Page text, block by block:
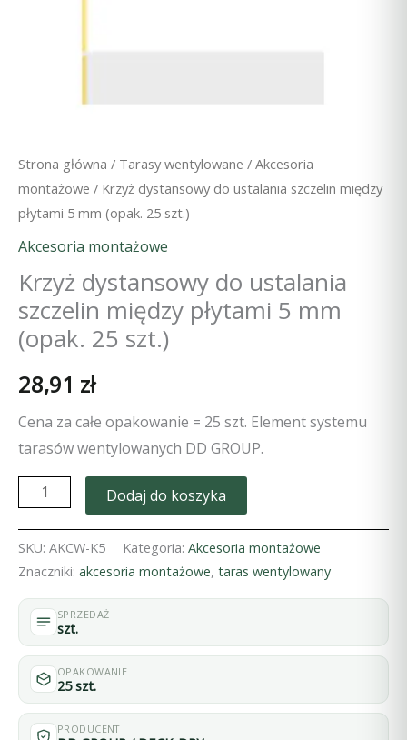
Strona główna / Tarasy wentylowane / Akcesoria
montażowe / Krzyż dystansowy do ustalania szczelin między
płytami 5 mm (opak. 25 szt.)
Akcesoria montażowe
Krzyż dystansowy do ustalania
szczelin między płytami 5 mm
(opak. 25 szt.)
28,91 zł
Cena za całe opakowanie = 25 szt. Element systemu
tarasów wentylowanych DD GROUP.
ilość
Krzyż
dystansowy
do
ustalania
szczelin
między
płytami
5
mm
Dodaj do koszyka
SKU: AKCW-K5 Kategoria: Akcesoria montażowe
Znaczniki: akcesoria montażowe, taras wentylowany
SPRZEDAŻ
szt.
OPAKOWANIE
25 szt.
PRODUCENT